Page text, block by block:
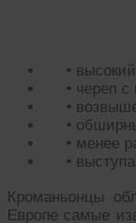
•
• череп
•
•
• менее
•
Кроманьонцы
Европе самые